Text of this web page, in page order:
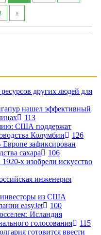
»
других людей для
нашел эффективный
113
США поддержат
Колумбии
126
Европе зафиксирован
сахара
106
х изобрели искусство
инженерия
из США
easyJet
100
Исландия
голосования
115
готовится ввести